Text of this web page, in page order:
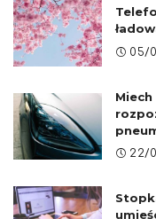
05/
Miech
22/